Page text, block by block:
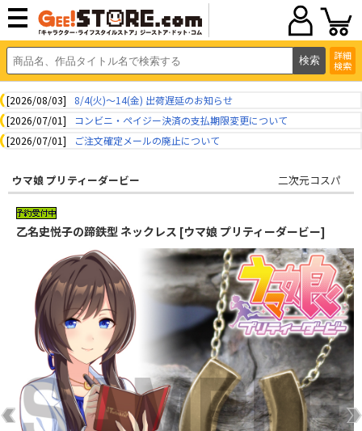
詳細
検索
[2026/08/03]
8/4(火)～14(金) 出荷遅延のお知らせ
[2026/07/01]
コンビニ・ペイジー決済の支払期限変更について
[2026/07/01]
ご注文確定メールの廃止について
ウマ娘 プリティーダービー 二次元コスパ
乙名史悦子の蹄鉄型 ネックレス [ウマ娘 プリティーダービー]